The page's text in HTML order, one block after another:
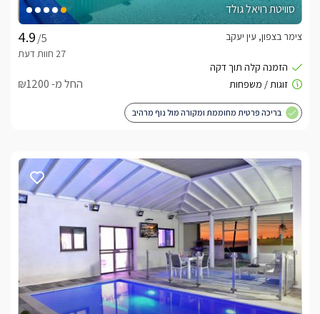
סוויטת רויאל גולד
/5
צימר בצפון, עין יעקב
החל מ- ₪1200
בריכה פרטית מחוממת ומקורה מול נוף מרהיב